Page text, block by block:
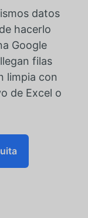
datos
hacerlo
Google
filas
limpia con
de Excel o